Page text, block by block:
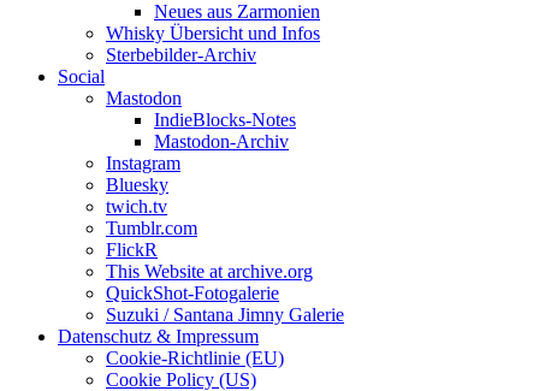
Neues aus Zarmonien
Whisky Übersicht und Infos
Sterbebilder-Archiv
Social
Mastodon
IndieBlocks-Notes
Mastodon-Archiv
Instagram
Bluesky
twich.tv
Tumblr.com
FlickR
This Website at archive.org
QuickShot-Fotogalerie
Suzuki / Santana Jimny Galerie
Datenschutz & Impressum
Cookie-Richtlinie (EU)
Cookie Policy (US)